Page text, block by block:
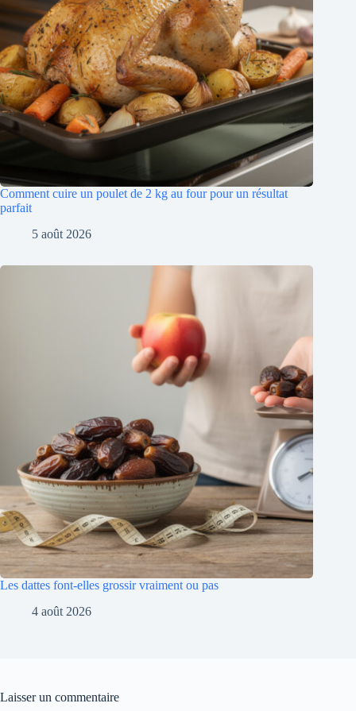
Comment cuire un poulet de 2 kg au four pour un résultat
parfait
5 août 2026
Les dattes font-elles grossir vraiment ou pas
4 août 2026
Laisser un commentaire